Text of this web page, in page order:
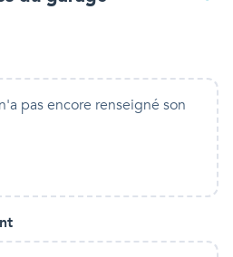
n'a pas encore renseigné son